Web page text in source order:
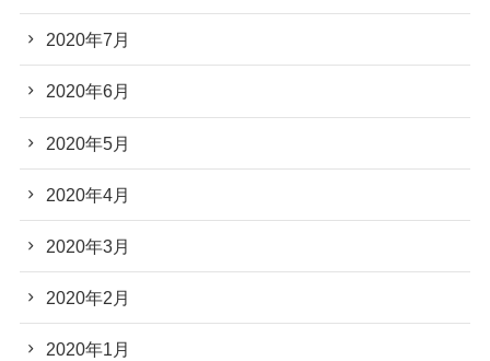
2020年7月
2020年6月
2020年5月
2020年4月
2020年3月
2020年2月
2020年1月